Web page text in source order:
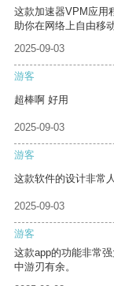
这款加速器VPM应用
助你在网络上自由移动
2025-09-03
游客
超棒啊 好用
2025-09-03
游客
这款软件的设计非常
2025-09-03
游客
这款app的功能非常
中游刃有余。